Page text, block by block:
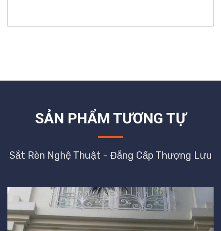
SẢN PHẨM TƯƠNG TỰ
Sắt Rèn Nghệ Thuật - Đẳng Cấp Thượng Lưu